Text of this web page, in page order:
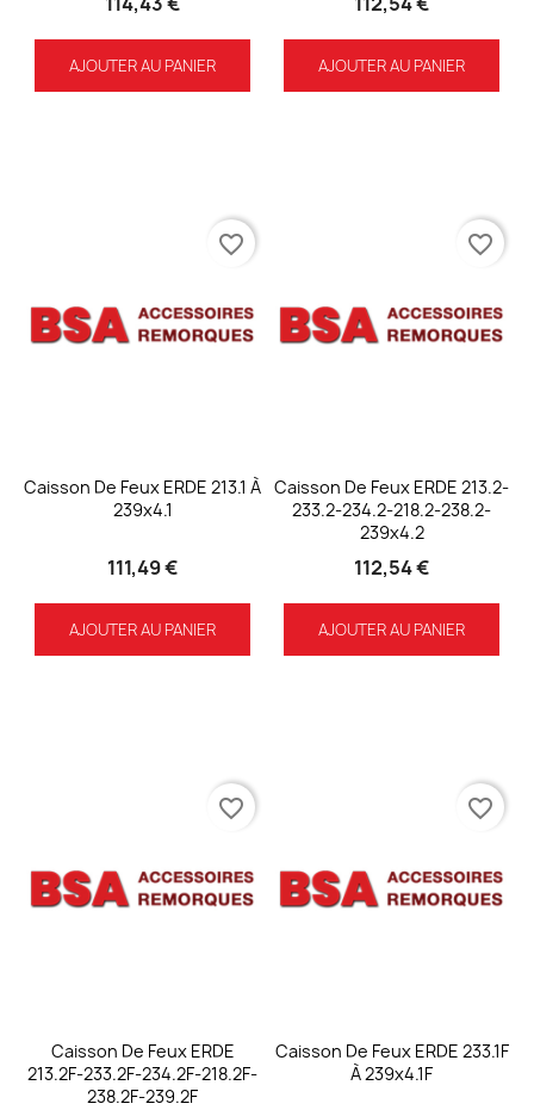
AJOUTER AU PANIER AJOUTER AU PANIER
Caisson De Feux ERDE 213.1 À
239x4.1
111,49 €
AJOUTER AU PANIER
favorite_border
Caisson De Feux ERDE 213.2-
233.2-234.2-218.2-238.2-
239x4.2
112,54 €
AJOUTER AU PANIER
favorite_border
Caisson De Feux ERDE
213.2F-233.2F-234.2F-218.2F-
238.2F-239.2F
favorite_border
Caisson De Feux ERDE 233.1F
À 239x4.1F
favorite_border